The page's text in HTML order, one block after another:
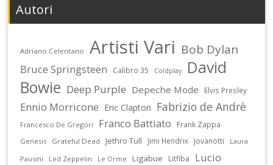
Autori
Adriano Celentano Artisti Vari Bob Dylan
Bruce Springsteen Calibro 35 Coldplay
David
Bowie Deep Purple Depeche Mode Elvis Presley
Ennio Morricone Eric Clapton Fabrizio de Andrè
Francesco De Gregori Franco Battiato Frank Zappa
Genesis Grateful Dead Jethro Tull Jimi Hendrix Jovanotti
Laura
Pausini
Led Zeppelin Le Orme Ligabue Litfiba
Lucio